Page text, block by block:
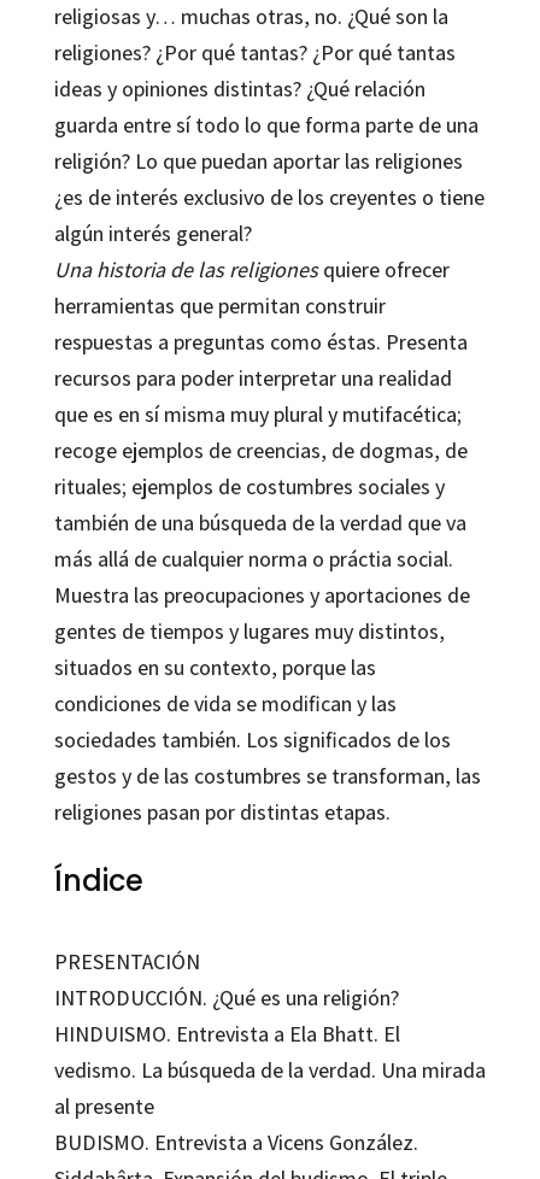
religiosas y… muchas otras, no. ¿Qué son la
religiones? ¿Por qué tantas? ¿Por qué tantas
ideas y opiniones distintas? ¿Qué relación
guarda entre sí todo lo que forma parte de una
religión? Lo que puedan aportar las religiones
¿es de interés exclusivo de los creyentes o tiene
algún interés general?
Una historia de las religionesquiere ofrecer
herramientas que permitan construir
respuestas a preguntas como éstas. Presenta
recursos para poder interpretar una realidad
que es en sí misma muy plural y mutifacética;
recoge ejemplos de creencias, de dogmas, de
rituales; ejemplos de costumbres sociales y
también de una búsqueda de la verdad que va
más allá de cualquier norma o práctia social.
Muestra las preocupaciones y aportaciones de
gentes de tiempos y lugares muy distintos,
situados en su contexto, porque las
condiciones de vida se modifican y las
sociedades también. Los significados de los
gestos y de las costumbres se transforman, las
religiones pasan por distintas etapas.
Índice
PRESENTACIÓN
INTRODUCCIÓN. ¿Qué es una religión?
HINDUISMO. Entrevista a Ela Bhatt. El
vedismo. La búsqueda de la verdad. Una mirada
al presente
BUDISMO. Entrevista a Vicens González.